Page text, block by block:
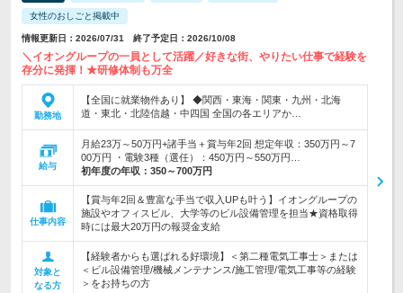
女性のおしごと掲載中
情報更新日：2026/07/31 終了予定日：2026/10/08
＼イオングループの一員として活躍／好きな街、やりたい仕事で経験を
存分に発揮！★研修体制も万全
勤務地
【全国に就業物件あり】 ◆関西・東海・関東・九州・北海
道・東北・北陸信越・中四国 全国の各エリアか…
給与
月給23万～50万円+諸手当＋賞与年2回 想定年収：350万円～7
00万円 ・電験3種（選任）：450万円～550万円…
初年度の年収： 350～700万円
仕事内容
【賞与年2回＆豊富な手当で収入UPも叶う】イオングループの
施設やオフィスビル、大学等のビル設備管理を担当★資格取得
時には最大20万円の報奨金支給
対象と
なる方
【経験者からも選ばれる好環境】＜第二種電気工事士＞または
＜ビル設備管理/機械メンテナンス/施工管理/電気工事等の経験
＞をお持ちの方